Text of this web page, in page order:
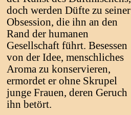
doch werden Düfte zu seiner
Obsession, die ihn an den
Rand der humanen
Gesellschaft führt. Besessen
von der Idee, menschliches
Aroma zu konservieren,
ermordet er ohne Skrupel
junge Frauen, deren Geruch
ihn betört.